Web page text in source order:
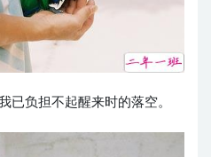
已负担不起醒来时的落空。